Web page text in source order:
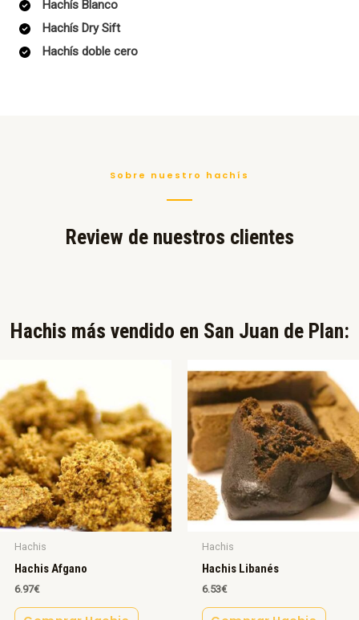
Hachís Blanco
Hachís Dry Sift
Hachís doble cero
Sobre nuestro hachís
Review de nuestros clientes
Hachis más vendido en San Juan de Plan:​
Hachis
Hachis Afgano
6.97€
Hachis
Hachis Libanés
6.53€